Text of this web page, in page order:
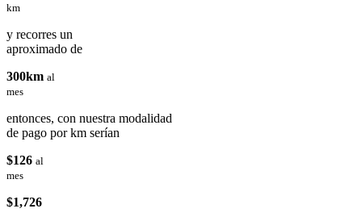
km
y recorres un
aproximado de
300km al
mes
entonces, con nuestra modalidad
de pago por km serían
$126 al
mes
$1,726